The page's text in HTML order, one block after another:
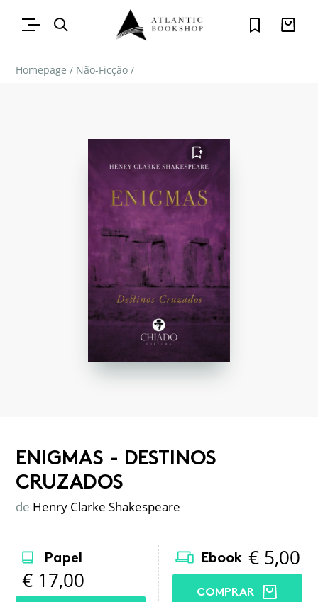
Homepage / Não-Ficção /
FAVORITO
ENIGMAS - DESTINOS
CRUZADOS
de Henry Clarke Shakespeare
Papel
€ 17,00
Ebook € 5,00
COMPRAR